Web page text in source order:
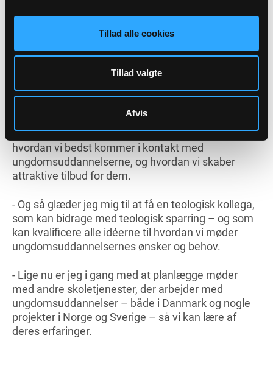
Tillad alle cookies
Tillad valgte
Afvis
Hun ser frem til at bruge de i alt 20 ugentlige timer,
som stillingen rummer, på at etablere et
etablere de første samarbejder med gymnasier og
erhvervsuddannelser i hovedstadsområdet.
- Vi er jo først så småt ved at starte samarbejdet
op. Og vi skal gøre os nogle erfaringer med,
hvordan vi bedst kommer i kontakt med
ungdomsuddannelserne, og hvordan vi skaber
attraktive tilbud for dem.
- Og så glæder jeg mig til at få en teologisk kollega,
som kan bidrage med teologisk sparring – og som
kan kvalificere alle idéerne til hvordan vi møder
ungdomsuddannelsernes ønsker og behov.
- Lige nu er jeg i gang med at planlægge møder
med andre skoletjenester, der arbejder med
ungdomsuddannelser – både i Danmark og nogle
projekter i Norge og Sverige – så vi kan lære af
deres erfaringer.